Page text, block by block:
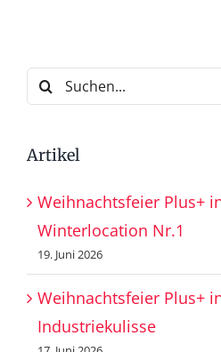
Suche
nach:
Artikel
Weihnachtsfeier Plus+
Winterlocation Nr.1
19. Juni 2026
Weihnachtsfeier Plus+
Industriekulisse